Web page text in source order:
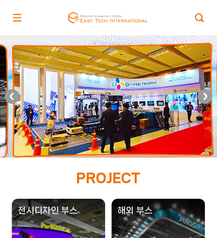
PROJECT
전시디자인 부스 해외 부스